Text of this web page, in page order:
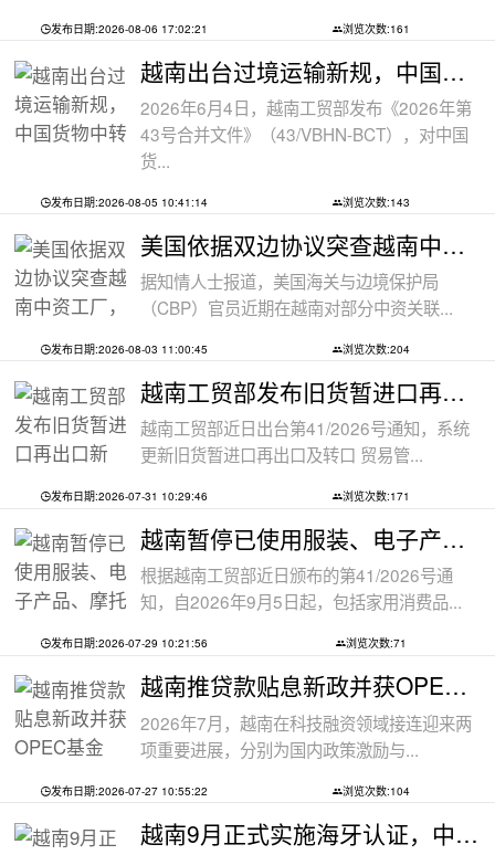
发布日期:2026-08-06 17:02:21 浏览次数:161
越南出台过境运输新规，中国货物中转通
2026年6月4日，越南工贸部发布《2026年第
43号合并文件》（43/VBHN-BCT），对中国
货...
发布日期:2026-08-05 10:41:14 浏览次数:143
美国依据双边协议突查越南中资工厂，三
据知情人士报道，美国海关与边境保护局
（CBP）官员近期在越南对部分中资关联...
发布日期:2026-08-03 11:00:45 浏览次数:204
越南工贸部发布旧货暂进口再出口新规：
越南工贸部近日出台第41/2026号通知，系统
更新旧货暂进口再出口及转口 贸易管...
发布日期:2026-07-31 10:29:46 浏览次数:171
越南暂停已使用服装、电子产品、摩托车
根据越南工贸部近日颁布的第41/2026号通
知，自2026年9月5日起，包括家用消费品...
发布日期:2026-07-29 10:21:56 浏览次数:71
越南推贷款贴息新政并获OPEC基金5000万美
2026年7月，越南在科技融资领域接连迎来两
项重要进展，分别为国内政策激励与...
发布日期:2026-07-27 10:55:22 浏览次数:104
越南9月正式实施海牙认证，中越跨境文件